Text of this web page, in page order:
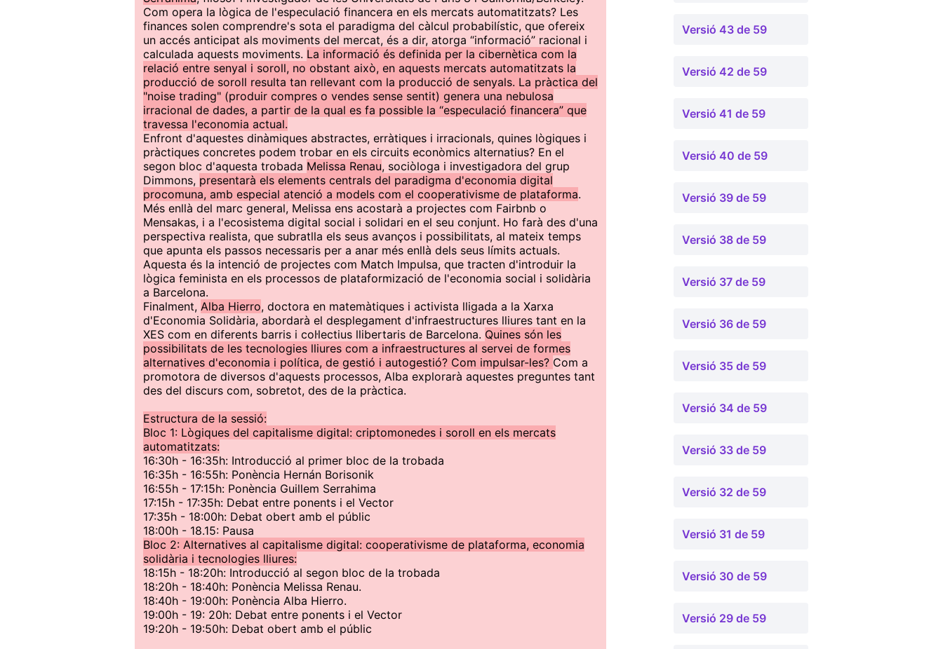
Com opera la lògica de l'especulació financera en els mercats automatitzats? Les
finances solen comprendre's sota el paradigma del càlcul probabilístic, que ofereix
un accés anticipat als moviments del mercat, és a dir, atorga “informació” racional i
calculada aquests moviments. La informació és definida per la cibernètica com la
relació entre senyal i soroll, no obstant això, en aquests mercats automatitzats la
producció de soroll resulta tan rellevant com la producció de senyals. La pràctica del
"noise trading" (produir compres o vendes sense sentit) genera una nebulosa
irracional de dades, a partir de la qual es fa possible la “especulació financera” que
travessa l'economia actual.
Enfront d'aquestes dinàmiques abstractes, erràtiques i irracionals, quines lògiques i
pràctiques concretes podem trobar en els circuits econòmics alternatius? En el
segon bloc d'aquesta trobada Melissa Renau, sociòloga i investigadora del grup
Dimmons, presentarà els elements centrals del paradigma d'economia digital
procomuna, amb especial atenció a models com el cooperativisme de plataforma.
Més enllà del marc general, Melissa ens acostarà a projectes com Fairbnb o
Mensakas, i a l'ecosistema digital social i solidari en el seu conjunt. Ho farà des d'una
perspectiva realista, que subratlla els seus avanços i possibilitats, al mateix temps
que apunta els passos necessaris per a anar més enllà dels seus límits actuals.
Aquesta és la intenció de projectes com Match Impulsa, que tracten d'introduir la
lògica feminista en els processos de plataformizació de l'economia social i solidària
a Barcelona.
Finalment, Alba Hierro, doctora en matemàtiques i activista lligada a la Xarxa
d'Economia Solidària, abordarà el desplegament d'infraestructures lliures tant en la
XES com en diferents barris i col·lectius llibertaris de Barcelona. Quines són les
possibilitats de les tecnologies lliures com a infraestructures al servei de formes
alternatives d'economia i política, de gestió i autogestió? Com impulsar-les? Com a
promotora de diversos d'aquests processos, Alba explorarà aquestes preguntes tant
des del discurs com, sobretot, des de la pràctica.
Estructura de la sessió:
Bloc 1: Lògiques del capitalisme digital: criptomonedes i soroll en els mercats
automatitzats:
16:30h - 16:35h: Introducció al primer bloc de la trobada
16:35h - 16:55h: Ponència Hernán Borisonik
16:55h - 17:15h: Ponència Guillem Serrahima
17:15h - 17:35h: Debat entre ponents i el Vector
17:35h - 18:00h: Debat obert amb el públic
18:00h - 18.15: Pausa
Bloc 2: Alternatives al capitalisme digital: cooperativisme de plataforma, economia
solidària i tecnologies lliures:
18:15h - 18:20h: Introducció al segon bloc de la trobada
18:20h - 18:40h: Ponència Melissa Renau.
18:40h - 19:00h: Ponència Alba Hierro.
19:00h - 19: 20h: Debat entre ponents i el Vector
19:20h - 19:50h: Debat obert amb el públic
Versió 43 de 59
Versió 42 de 59
Versió 41 de 59
Versió 40 de 59
Versió 39 de 59
Versió 38 de 59
Versió 37 de 59
Versió 36 de 59
Versió 35 de 59
Versió 34 de 59
Versió 33 de 59
Versió 32 de 59
Versió 31 de 59
Versió 30 de 59
Versió 29 de 59